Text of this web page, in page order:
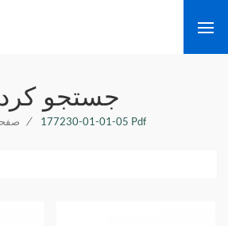
جستجو
/ 177230-01-01-05 Pdf